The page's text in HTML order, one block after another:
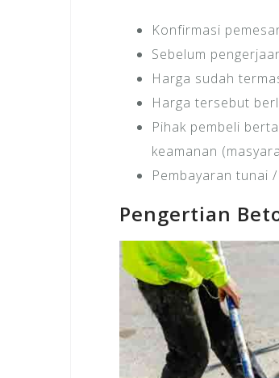
Konfirmasi
Sebelum
Harga sudah
Harga tersebut
Pihak pembeli
keamanan
Pembayaran tunai
Pengertian